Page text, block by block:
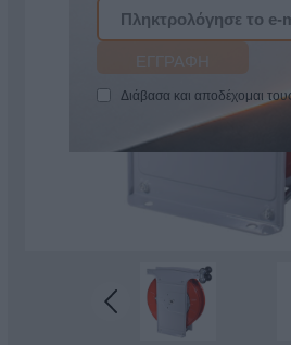
Διάβασα και αποδέχομαι τους